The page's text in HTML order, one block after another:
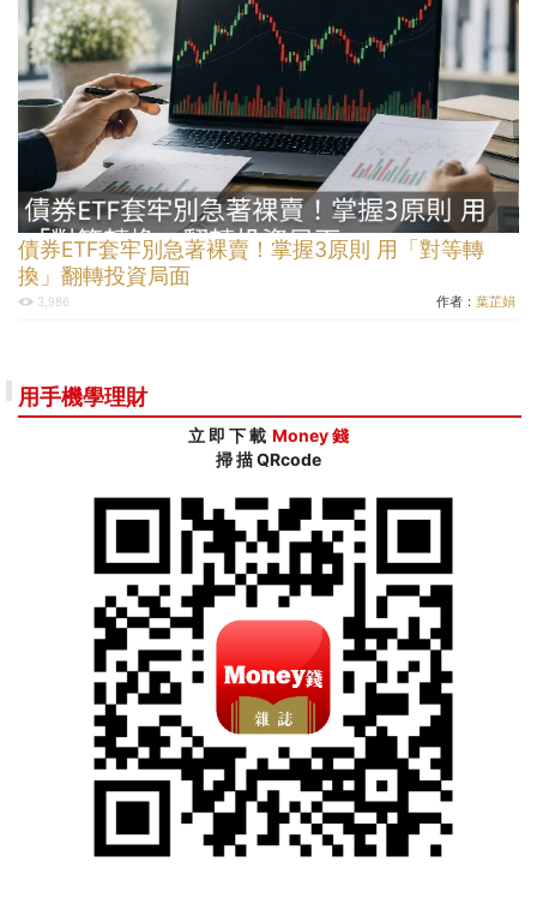
債券ETF套牢別急著裸賣！掌握3原則 用「對等轉
換」翻轉投資局面
3,986 作者： 葉芷娟
用手機學理財
立 即 下 載 Money 錢
掃 描 QRcode